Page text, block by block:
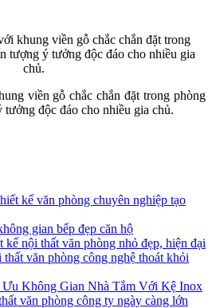
viền gỗ chắc chắn đặt trong phòng
độc đáo cho nhiều gia chủ.
kế văn phòng chuyên nghiệp tạo
gian bếp đẹp căn hộ
nội thất văn phòng nhỏ đẹp, hiện đại
văn phòng công nghệ thoát khỏi
Không Gian Nhà Tắm Với Kệ Inox
văn phòng công ty ngày càng lớn